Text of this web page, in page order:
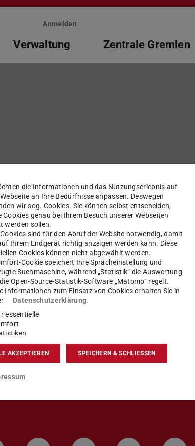
Anmelden
Verwaltung Zentrale Gremien
Deutsch / Englisch
die Informationen und das Nutzungserlebnis auf
an Ihre Bedürfnisse anpassen. Deswegen
wir sog. Cookies. Sie können selbst entscheiden,
Cookies genau bei Ihrem Besuch unserer Webseiten
werden sollen.
Cookies sind für den Abruf der Website notwendig, damit
Ihrem Endgerät richtig anzeigen werden kann. Diese
Cookies können nicht abgewählt werden.
Cookie speichert Ihre Spracheinstellung und
Suchmaschine, während „Statistik“ die Auswertung
Open-Source-Statistik-Software „Matomo“ regelt.
Informationen zum Einsatz von Cookies erhalten Sie in
Datenschutzerklärung.
essentielle
AKZEPTIEREN SPEICHERN & SCHLIESSEN